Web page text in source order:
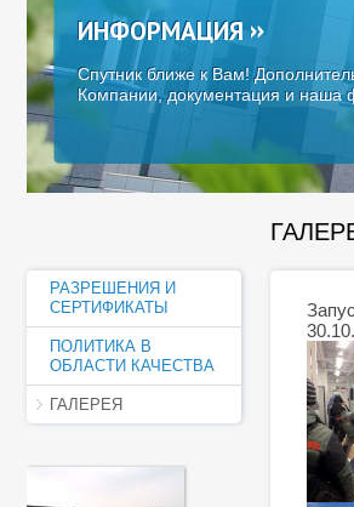
ИНФОРМАЦИЯ
Спутник ближе к Вам!
Компании, документация и наша
РАЗРЕШЕНИЯ И
СЕРТИФИКАТЫ
ПОЛИТИКА В
ОБЛАСТИ КАЧЕСТВА
ГАЛЕРЕЯ